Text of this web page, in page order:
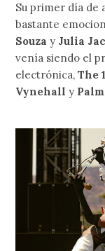
Su primer día de
bastante
Souzay Julia
venía siendo el
electrónica, The
Vynehally